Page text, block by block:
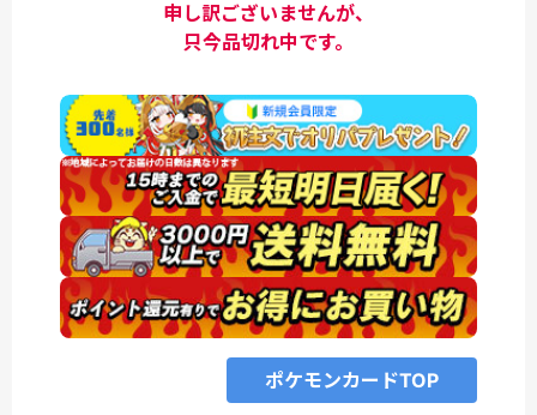
申し訳ございませんが、
只今品切れ中です。
ポケモンカードTOP